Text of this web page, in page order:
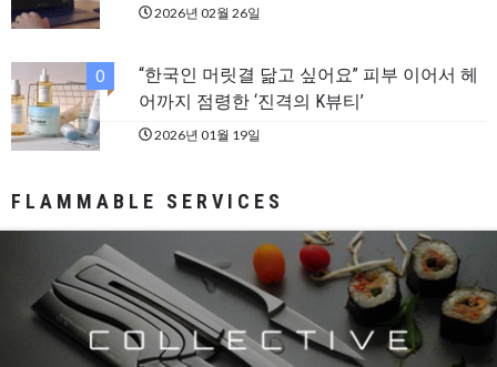
2026년 02월 26일
0
“한국인 머릿결 닮고 싶어요” 피부 이어서 헤
어까지 점령한 ‘진격의 K뷰티’
2026년 01월 19일
FLAMMABLE SERVICES